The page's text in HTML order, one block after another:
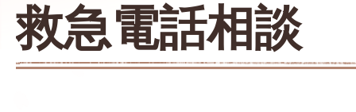
救急電話相談